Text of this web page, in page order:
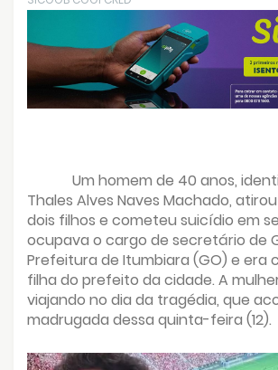
Um homem de 40 anos,
Thales Alves Naves Machado,
dois filhos e cometeu suicídio em
ocupava o cargo de secretário de
Prefeitura de Itumbiara (GO) e era
filha do prefeito da cidade. A
viajando no dia da tragédia, que
madrugada dessa quinta-feira (12).